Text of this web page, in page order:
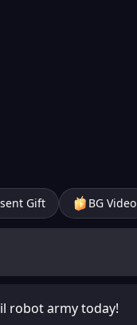
Gift BG Video
robot army today!